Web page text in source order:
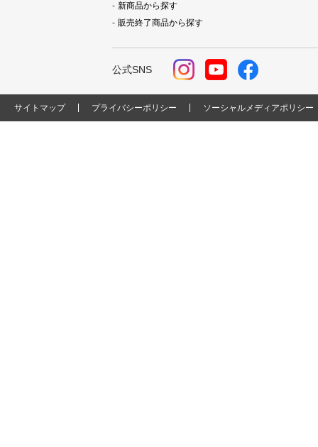
新商品から探す
販売終了商品から探す
公式SNS
サイトマップ プライバシーポリシー ソーシャルメディアポリシー